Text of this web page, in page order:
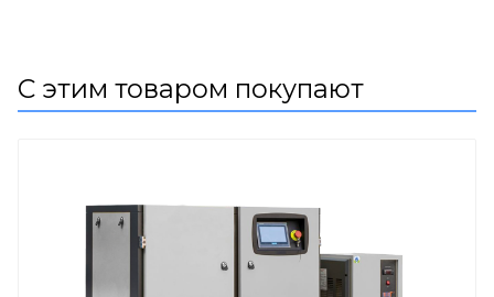
С этим товаром покупают